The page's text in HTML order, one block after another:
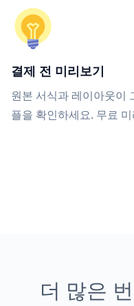
결제 전 미리보기
원본 서식과 레이아웃이
플을 확인하세요. 무료
더 많은